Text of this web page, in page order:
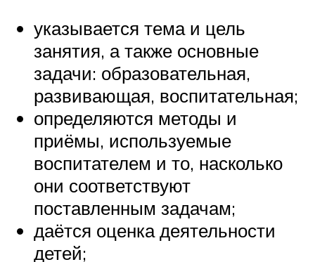
указывается тема и цель
занятия, а также основные
задачи: образовательная,
развивающая, воспитательная;
определяются методы и
приёмы, используемые
воспитателем и то, насколько
они соответствуют
поставленным задачам;
даётся оценка деятельности
детей;